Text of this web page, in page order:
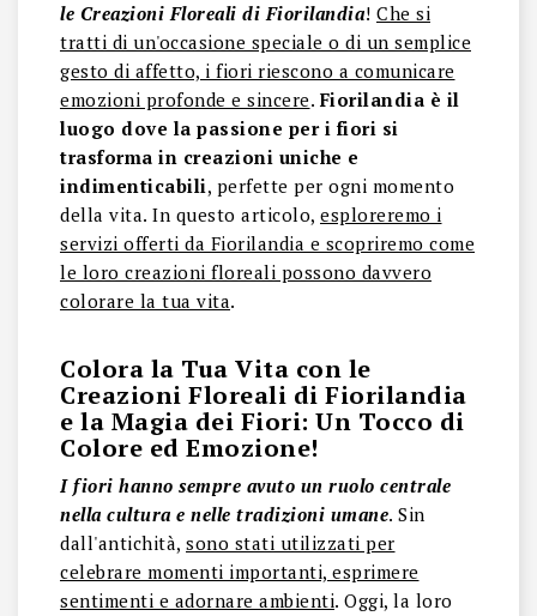
le Creazioni Floreali di Fiorilandia! Che si
tratti di un'occasione speciale o di un semplice
gesto di affetto, i fiori riescono a comunicare
emozioni profonde e sincere. Fiorilandia è il
luogo dove la passione per i fiori si
trasforma in creazioni uniche e
indimenticabili, perfette per ogni momento
della vita. In questo articolo, esploreremo i
servizi offerti da Fiorilandia e scopriremo come
le loro creazioni floreali possono davvero
colorare la tua vita.
Colora la Tua Vita con le
Creazioni Floreali di Fiorilandia
e la Magia dei Fiori: Un Tocco di
Colore ed Emozione!
I fiori hanno sempre avuto un ruolo centrale
nella cultura e nelle tradizioni umane. Sin
dall'antichità, sono stati utilizzati per
celebrare momenti importanti, esprimere
sentimenti e adornare ambienti. Oggi, la loro